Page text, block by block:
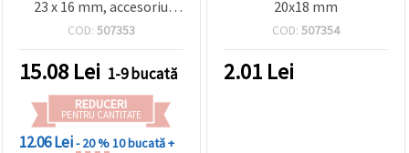
23 x 16 mm, accesoriu
practic pentru proiecte de
COD: 507353
15.08 Lei 1-9 bucată
REDUCERI
PENTRU CANTITATE
12.06 Lei- 20 %10 bucată +
20x18 mm
COD: 507354
2.01 Lei